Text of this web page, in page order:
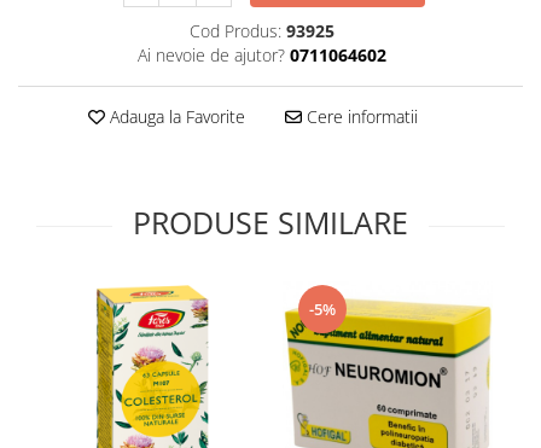
Tincturi si Gemoderivate
Tuse gat si respiratie
Vitamine si minerale
Cod Produs: 93925
Ai nevoie de ajutor? 0711064602
Adauga la Favorite Cere informatii
PRODUSE SIMILARE
-5%